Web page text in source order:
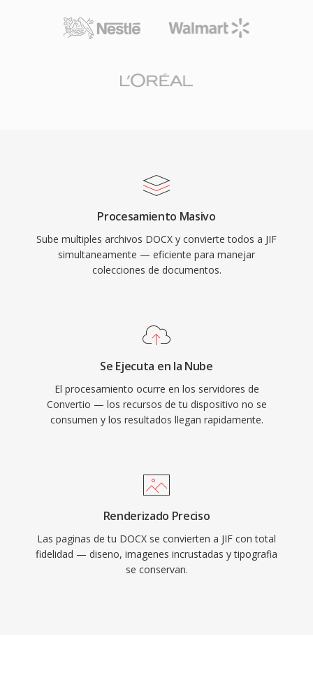
Procesamiento Masivo
Sube multiples archivos DOCX y convierte todos a JIF
simultaneamente — eficiente para manejar
colecciones de documentos.
Se Ejecuta en la Nube
El procesamiento ocurre en los servidores de
Convertio — los recursos de tu dispositivo no se
consumen y los resultados llegan rapidamente.
Renderizado Preciso
Las paginas de tu DOCX se convierten a JIF con total
fidelidad — diseno, imagenes incrustadas y tipografia
se conservan.